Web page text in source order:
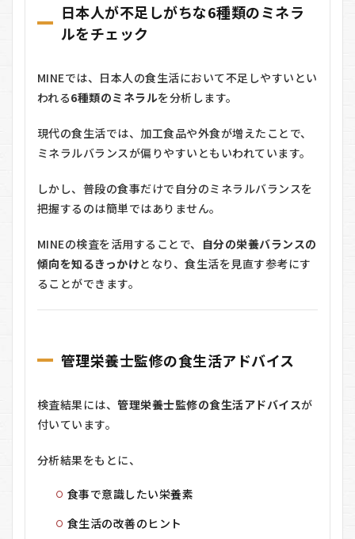
日本人が不足しがちな6種類のミネラ
ルをチェック
MINEでは、日本人の食生活において不足しやすいとい
われる6種類のミネラルを分析します。
現代の食生活では、加工食品や外食が増えたことで、
ミネラルバランスが偏りやすいともいわれています。
しかし、普段の食事だけで自分のミネラルバランスを
把握するのは簡単ではありません。
MINEの検査を活用することで、
自分の栄養バランスの
傾向を知るきっかけとなり、食生活を見直す参考にす
ることができます。
管理栄養士監修の食生活アドバイス
検査結果には、管理栄養士監修の食生活アドバイスが
付いています。
分析結果をもとに、
食事で意識したい栄養素
食生活の改善のヒント